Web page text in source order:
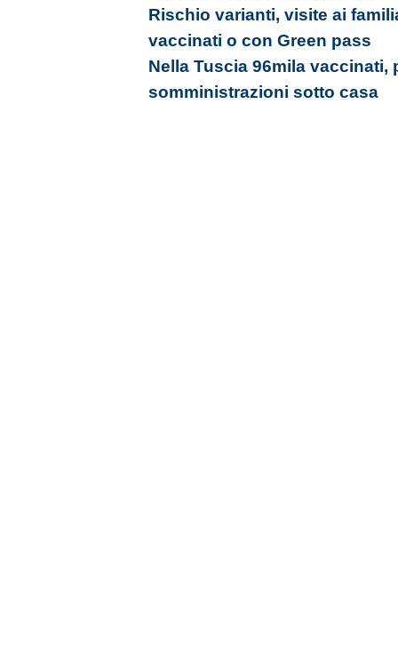
Rischio varianti, visite ai
vaccinati o con Green pass
Nella Tuscia 96mila vaccinati,
somministrazioni sotto casa